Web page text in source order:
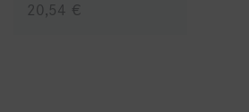
20,54 €